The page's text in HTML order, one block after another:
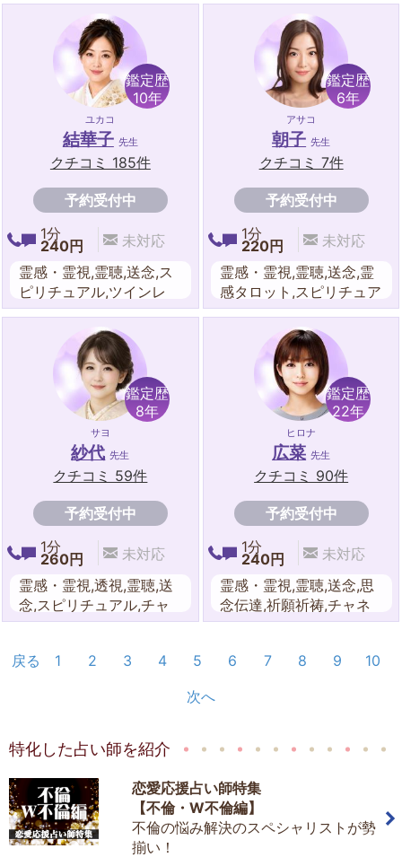
リチュアル,チャネリン
グ,チャャクラ,遠隔ヒー
リング,エネルギーワーク
念伝達,祈願･祈祷,波動修
正,遠隔ヒーリング,エネ
ルギーワーク
鑑定歴
10年
ユカコ
結華子 先生
クチコミ 185件
予約受付中
1分
240円
未対応
霊感・霊視,霊聴,送念,ス
ピリチュアル,ツインレ
イ・ソウルメイト,祈願･
祈祷,波動修正,遠隔ヒー
リング,エネルギーワー
ク,オーラ,東洋占星術,天
命占星,守護霊対話
鑑定歴
6年
アサコ
朝子 先生
クチコミ 7件
予約受付中
1分
220円
未対応
霊感・霊視,霊聴,送念,霊
感タロット,スピリチュア
ル,チャネリング,祈願・
祈祷,守護霊対話,波動修
正,遠隔ヒーリング,エネ
ルギーワーク,オーラ, ダ
ウジング
鑑定歴
8年
サヨ
紗代 先生
クチコミ 59件
予約受付中
1分
260円
未対応
霊感・霊視,透視,霊聴,送
念,スピリチュアル,チャ
ネリング,祈願・祈祷,守
ヒーリング,エネルギーワ
鑑定歴
22年
ヒロナ
広菜 先生
クチコミ 90件
予約受付中
1分
240円
未対応
霊感・霊視,霊聴,送念,思
念伝達,祈願祈祷,チャネ
リング,守護霊対話,波動
ネルギーワーク,オーラ,
戻る 1 2 3 4 5 6 7 8 9
10
次へ
特化した占い師を紹介
恋愛応援占い師特集
【不倫・W不倫編】
不倫の悩み解決のスペシャリストが勢
揃い！